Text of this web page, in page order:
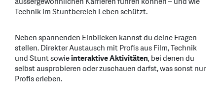
Technik im Stuntbereich Leben schützt.
Neben spannenden Einblicken kannst du deine Fragen
stellen. Direkter Austausch mit Profis aus Film, Technik
und Stunt sowieinteraktive Aktivitäten, bei denen du
selbst ausprobieren oder zuschauen darfst, was sonst nur
Profis erleben.